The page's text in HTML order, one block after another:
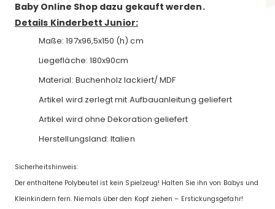
Baby Online Shop dazu gekauft werden.
Details Kinderbett Junior:
Maße: 197x96,5x150 (h) cm
Liegefläche: 180x90cm
Material: Buchenholz lackiert/ MDF
Artikel wird zerlegt mit Aufbauanleitung geliefert
Artikel wird ohne Dekoration geliefert
Herstellungsland: Italien
Sicherheitshinweis:
Der enthaltene Polybeutel ist kein Spielzeug! Halten Sie ihn von Babys und
Kleinkindern fern. Niemals über den Kopf ziehen – Erstickungsgefahr!